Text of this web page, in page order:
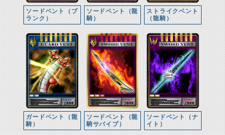
ソードベント（ブ
ランク）
ソードベント（龍
騎）
ストライクベント
（龍騎）
ガードベント（龍
騎）
ソードベント（龍
騎サバイブ）
ソードベント（ナ
イト）